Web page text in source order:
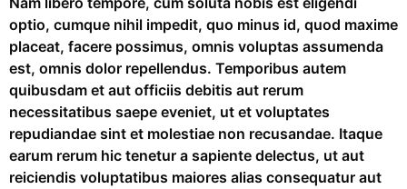
optio, cumque nihil impedit, quo minus id, quod maxime
placeat, facere possimus, omnis voluptas assumenda
est, omnis dolor repellendus. Temporibus autem
quibusdam et aut officiis debitis aut rerum
necessitatibus saepe eveniet, ut et voluptates
repudiandae sint et molestiae non recusandae. Itaque
earum rerum hic tenetur a sapiente delectus, ut aut
reiciendis voluptatibus maiores alias consequatur aut